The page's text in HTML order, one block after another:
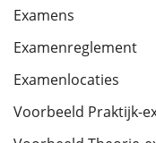
Examens
Examenreglement
Examenlocaties
Voorbeeld Praktijk-